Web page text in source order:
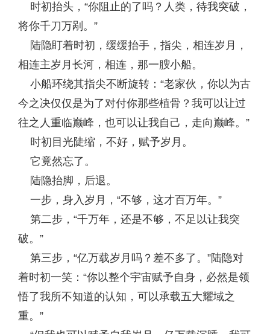
时初抬头，“你阻止的了吗？人类，待我突破，
将你千刀万剐。”
陆隐盯着时初，缓缓抬手，指尖，相连岁月，
相连主岁月长河，相连，那一膄小船。
小船环绕其指尖不断旋转：“老家伙，你以为古
今之决仅仅是为了对付你那些植骨？我可以让过
往之人重临巅峰，也可以让我自己，走向巅峰。”
时初目光陡缩，不好，赋予岁月。
它竟然忘了。
陆隐抬脚，后退。
一步，身入岁月，“不够，这才百万年。”
第二步，“千万年，还是不够，不足以让我突
破。”
第三步，“亿万载岁月吗？差不多了。”陆隐对
着时初一笑：“你以整个宇宙赋予自身，必然是领
悟了我所不知道的认知，可以承载五大耀域之
重。”